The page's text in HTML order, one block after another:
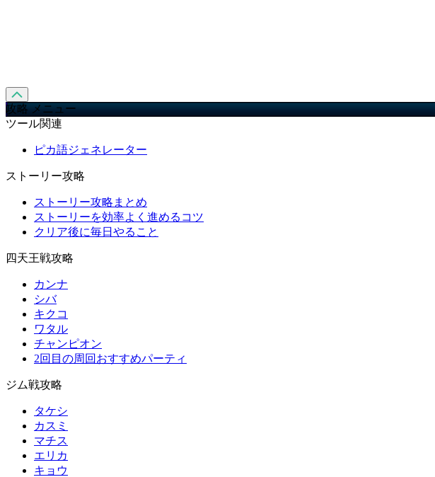
攻略 メニュー
ツール関連
ピカ語ジェネレーター
ストーリー攻略
ストーリー攻略まとめ
ストーリーを効率よく進めるコツ
クリア後に毎日やること
四天王戦攻略
カンナ
シバ
キクコ
ワタル
チャンピオン
2回目の周回おすすめパーティ
ジム戦攻略
タケシ
カスミ
マチス
エリカ
キョウ